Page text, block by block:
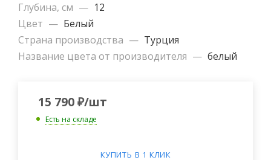
Глубина, см — 12
Цвет — Белый
Страна производства — Турция
Название цвета от производителя — белый
15 790₽/шт
Есть на складе
КУПИТЬ В 1 КЛИК